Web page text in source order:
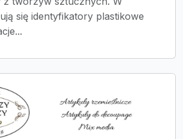
się identyfikatory plastikowe